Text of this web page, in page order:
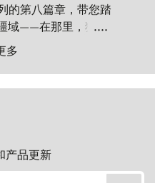
的第八篇章，带您踏
域——在那里，狂风
，而百内塔（Torres
哨兵，傲然向苍穹发
。
....
多
产品更新